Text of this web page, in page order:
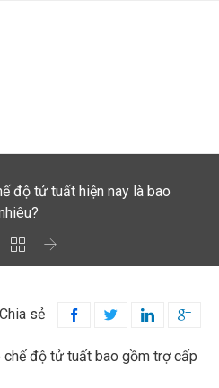
độ tử tuất hiện nay là bao
 
Chia sẻ    
độ tử tuất bao gồm trợ cấp